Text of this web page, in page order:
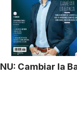
NU: Cambiar la